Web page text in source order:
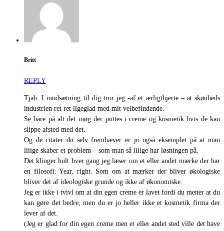
Britt
REPLY
Tjah. I modsætning til dig tror jeg -af et ærligthjerte – at skønheds
industrien ret ret ligeglad med mit velbefindende.
Se bare på alt det møg der puttes i creme og kosmetik hvis de kan
slippe afsted med det.
Og de citater du selv fremhæver er jo også eksemplet på at man
liiige skaber et problem – som man så liiige har løsningen på.
Det klinger hult hver gang jeg læser om et eller andet mærke der har
en filosofi. Year, right. Som om at mærker der bliver økologiske
bliver det af ideologiske grunde og ikke af økonomiske.
Jeg er ikke i tvivl om at din egen creme er lavet fordi du mener at du
kan gøre det bedre, men du er jo heller ikke et kosmetik firma der
lever af det.
(Jeg er glad for din egen creme men et eller andet sted ville det have